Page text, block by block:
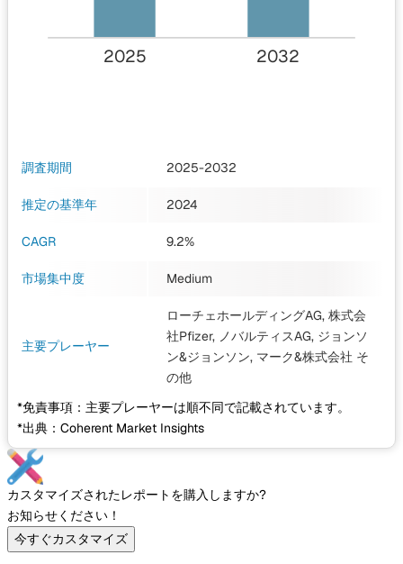
2025 2032
調査期間 2025-2032
推定の基準年 2024
CAGR 9.2%
市場集中度 Medium
主要プレーヤー
ローチェホールディングAG, 株式会
社Pfizer, ノバルティスAG, ジョンソ
ン&ジョンソン, マーク&株式会社 そ
の他
*免責事項：主要プレーヤーは順不同で記載されています。
*出典：Coherent Market Insights
カスタマイズされたレポートを購入しますか?
お知らせください！
今すぐカスタマイズ